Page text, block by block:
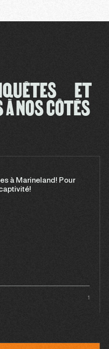
ET
NOS CÔTÉS
à Marineland! Pour
1